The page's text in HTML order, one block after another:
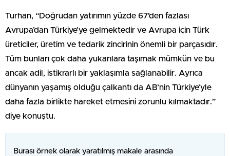
Turhan, “Doğrudan yatırımın yüzde 67’den fazlası
Avrupa’dan Türkiye’ye gelmektedir ve Avrupa için Türk
üreticiler, üretim ve tedarik zincirinin önemli bir parçasıdır.
Tüm bunları çok daha yukarılara taşımak mümkün ve bu
ancak adil, istikrarlı bir yaklaşımla sağlanabilir. Ayrıca
dünyanın yaşamış olduğu çalkantı da AB’nin Türkiye’yle
daha fazla birlikte hareket etmesini zorunlu kılmaktadır.”
diye konuştu.
Burası örnek olarak yaratılmış makale arasında